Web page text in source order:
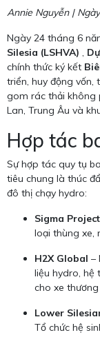
Annie Nguyễn |
Ngày 24 tháng 6
Silesia (LSHVA) ,
chính thức ký kết
triển, huy động vốn,
gom rác thải không
Lan, Trung Âu và
Hợp tác
Sự hợp tác quy tụ
tiêu chung là thúc
đô thị chạy hydro:
Sigma Project
loại thùng xe,
H2X Global –
liệu hydro, hệ
cho xe thương
Lower
Tổ chức hệ